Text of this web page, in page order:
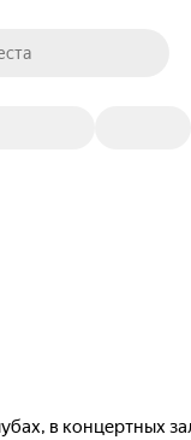
в концертных